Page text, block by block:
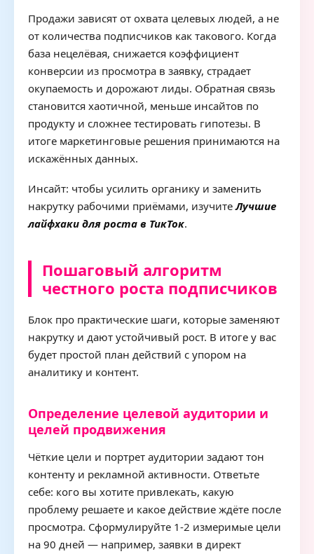
Продажи зависят от охвата целевых людей, а не
от количества подписчиков как такового. Когда
база нецелёвая, снижается коэффициент
конверсии из просмотра в заявку, страдает
окупаемость и дорожают лиды. Обратная связь
становится хаотичной, меньше инсайтов по
продукту и сложнее тестировать гипотезы. В
итоге маркетинговые решения принимаются на
искажённых данных.
Инсайт: чтобы усилить органику и заменить
накрутку рабочими приёмами, изучитеЛучшие
лайфхаки для роста в ТикТок.
Пошаговый алгоритм
честного роста подписчиков
Блок про практические шаги, которые заменяют
накрутку и дают устойчивый рост. В итоге у вас
будет простой план действий с упором на
аналитику и контент.
Определение целевой аудитории и
целей продвижения
Чёткие цели и портрет аудитории задают тон
контенту и рекламной активности. Ответьте
себе: кого вы хотите привлекать, какую
проблему решаете и какое действие ждёте после
просмотра. Сформулируйте 1-2 измеримые цели
на 90 дней — например, заявки в директ